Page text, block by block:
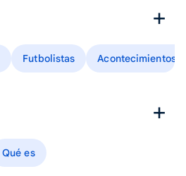
Futbolistas Acontecimientos
Qué es